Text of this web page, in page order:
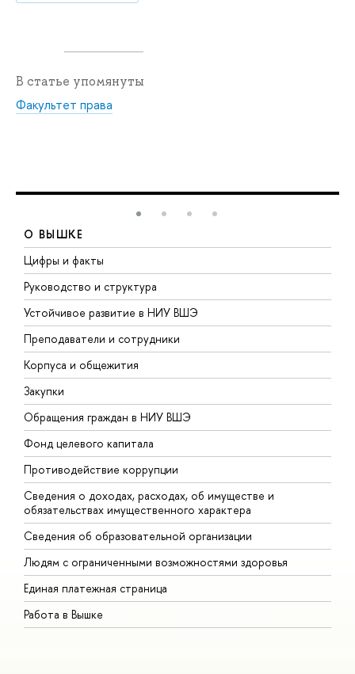
В статье упомянуты
Факультет права
О ВЫШКЕ
Цифры и факты
Руководство и структура
Устойчивое развитие в НИУ ВШЭ
Преподаватели и сотрудники
Корпуса и общежития
Закупки
Обращения граждан в НИУ ВШЭ
Фонд целевого капитала
Противодействие коррупции
Сведения о доходах, расходах, об имуществе и
обязательствах имущественного характера
Сведения об образовательной организации
Людям с ограниченными возможностями здоровья
Единая платежная страница
Работа в Вышке